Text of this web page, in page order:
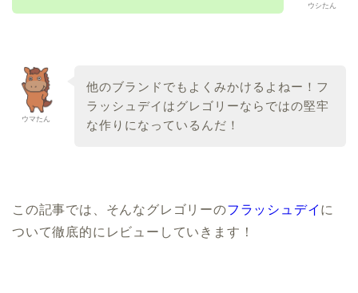
ウシたん
ウマたん
他のブランドでもよくみかけるよねー！フ
ラッシュデイはグレゴリーならではの堅牢
な作りになっているんだ！
この記事では、そんなグレゴリーのフラッシュデイ に
ついて徹底的にレビューしていきます！